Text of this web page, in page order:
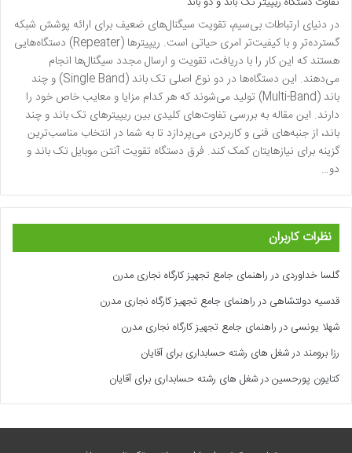
در دنیای ارتباطات بی‌سیم، تقویت سیگنال‌های ضعیف برای ارائه پوشش شبکه
گسترده‌تر و با کیفیت‌تر امری حیاتی است. ریپیترها (Repeater) دستگاه‌هایی
هستند که این کار را با دریافت، تقویت و ارسال مجدد سیگنال‌ها انجام
می‌دهند. این دستگاه‌ها در دو نوع اصلی تک باند (Single Band) و چند
باند (Multi-Band) تولید می‌شوند که هر کدام مزایا و معایب خاص خود را
دارند. این مقاله به بررسی تفاوت‌های کلیدی بین ریپیترهای تک باند و چند
باند، از جنبه‌های فنی و کاربردی می‌پردازد تا به شما در انتخاب مناسب‌ترین
گزینه برای نیازهایتان کمک کند. فرق دستگاه تقویت آنتن موبایل تک باند و
دو…
نظرات کاربران
گلسا خداوردی درراهنمای جامع تجهیز کارگاه نجاری مدرن
قدسیه دولتشاهی درراهنمای جامع تجهیز کارگاه نجاری مدرن
شهلا یونسی درراهنمای جامع تجهیز کارگاه نجاری مدرن
رزا برومنددرشغل های رشته حسابداری برای آقایان
کتایون پورحسیندرشغل های رشته حسابداری برای آقایان